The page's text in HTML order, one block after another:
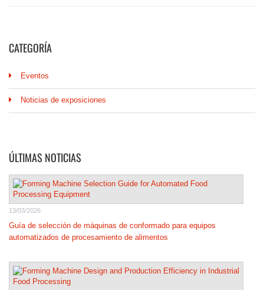
CATEGORÍA
Eventos
Noticias de exposiciones
ÚLTIMAS NOTICIAS
13/03/2026
Guía de selección de máquinas de conformado para equipos
automatizados de procesamiento de alimentos